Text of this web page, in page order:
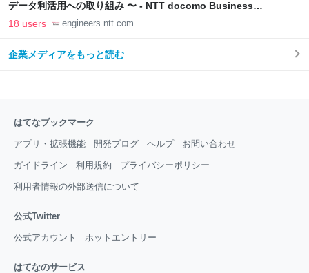
データ利活用への取り組み 〜 - NTT docomo Business
Engineers' Blog
18 users engineers.ntt.com
企業メディアをもっと読む
はてなブックマーク
アプリ・拡張機能 開発ブログ ヘルプ お問い合わせ
ガイドライン 利用規約 プライバシーポリシー
利用者情報の外部送信について
公式Twitter
公式アカウント ホットエントリー
はてなのサービス